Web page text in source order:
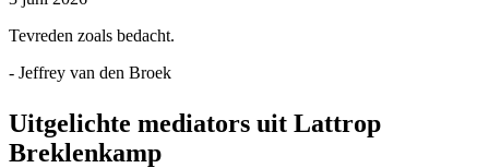
Tevreden zoals bedacht.
- Jeffrey van den Broek
Uitgelichte mediators uit Lattrop
Breklenkamp